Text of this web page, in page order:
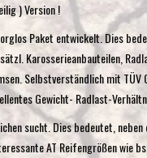
) Version !
Paket entwickelt. Dies
Karosserieanbauteilen,
Selbstverständlich mit
Gewicht- Radlast-
sucht. Dies bedeutet,
AT Reifengrößen wie